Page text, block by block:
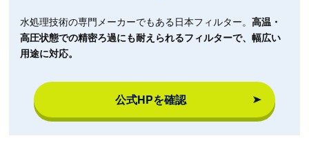
水処理技術の専門メーカーでもある日本フィルター。高温・
高圧状態での精密ろ過にも耐えられるフィルターで、幅広い
用途に対応。
公式HPを確認